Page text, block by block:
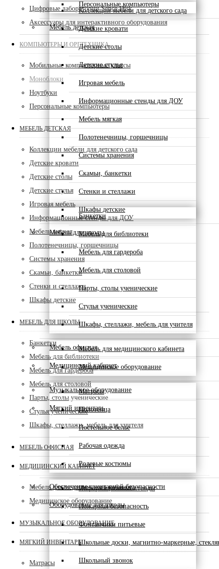
Персональные компьютеры
Мебель детская
Коллекции мебели для детского сада
Детские кровати
Детские столы
Детские стулья
Игровая мебель
Информационные стенды для ДОУ
Мебель мягкая
Полотенечницы, горшечницы
Системы хранения
Скамьи, банкетки
Стенки и стеллажи
Шкафы детские
Мебель для школы
Банкетки
Мебель для библиотеки
Мебель для гардероба
Мебель для столовой
Парты, столы ученические
Стулья ученические
Шкафы, стеллажи, мебель для учителя
Мебель офисная
Медицинский кабинет
Мебель для медицинского кабинета
Медицинское оборудование
Музыкальное оборудование
Мягкий инвентарь
Матрасы
Полотенца
Постельное белье
Рабочая одежда
Ролевые костюмы
Обеспечение санитарной безопасности
Оборудование для школы
Информационные стенды
Пожарная безопасность
Фонтанчики питьевые
Школьные доски, магнитно-маркерные,
Школьный звонок
Цифровые лаборатории Sence Disk
Аксессуары для интерактивного оборудования
КОМПЬЮТЕРЫ И ОРГТЕХНИКА
Мобильные компьютерные классы
Моноблоки
Ноутбуки
Персональные компьютеры
МЕБЕЛЬ ДЕТСКАЯ
Коллекции мебели для детского сада
Детские кровати
Детские столы
Детские стулья
Игровая мебель
Информационные стенды для ДОУ
Мебель мягкая
Полотенечницы, горшечницы
Системы хранения
Скамьи, банкетки
Стенки и стеллажи
Шкафы детские
МЕБЕЛЬ ДЛЯ ШКОЛЫ
Банкетки
Мебель для библиотеки
Мебель для гардероба
Мебель для столовой
Парты, столы ученические
Стулья ученические
Шкафы, стеллажи, мебель для учителя
МЕБЕЛЬ ОФИСНАЯ
МЕДИЦИНСКИЙ КАБИНЕТ
Мебель для медицинского кабинета
Медицинское оборудование
МУЗЫКАЛЬНОЕ ОБОРУДОВАНИЕ
МЯГКИЙ ИНВЕНТАРЬ
Матрасы